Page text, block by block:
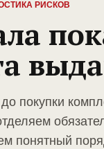
РИСКОВ
покупки
понятный